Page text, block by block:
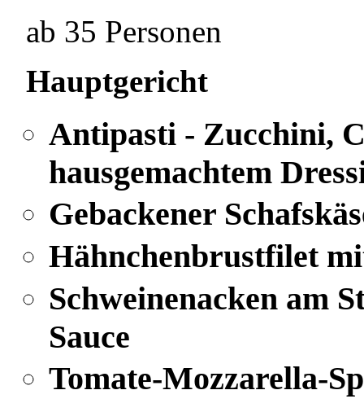
ab 35 Personen
Hauptgericht
Antipasti - Zucchini,
hausgemachtem
Gebackener
Hähnchenbrustfilet
Schweinenacken am
Sauce
Tomate-Mozzarella-